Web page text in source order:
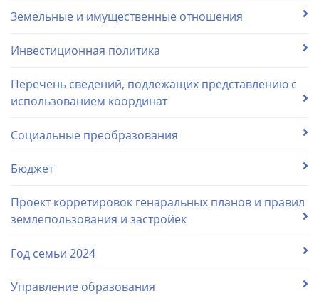
Земельные и имущественные отношения
Инвестиционная политика
Перечень сведений, подлежащих представлению с
использованием координат
Социальные преобразования
Бюджет
Проект корретировок генаральных планов и правил
землепользования и застройек
Год семьи 2024
Управление образования